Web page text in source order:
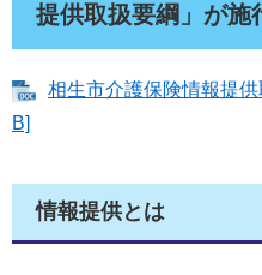
提供取扱要綱」が施
相生市介護保険情報提
B]
情報提供とは